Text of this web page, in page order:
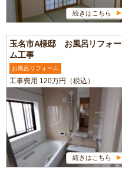
続きはこちら
玉名市A様邸 お風呂リフォー
ム工事
お風呂リフォーム
工事費用 120万円（税込）
続きはこちら